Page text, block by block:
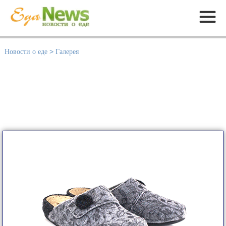
Меню
Новости о еде > Галерея